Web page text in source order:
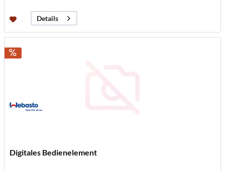
Details
Digitales Bedienelement